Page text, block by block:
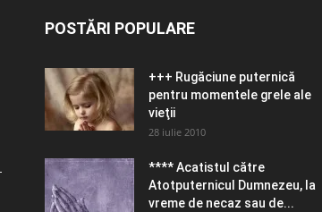
POSTĂRI POPULARE
+++ Rugăciune puternică
pentru momentele grele ale
vieţii
28 iulie 2010
**** Acatistul către
Atotputernicul Dumnezeu, la
vreme de necaz sau de...